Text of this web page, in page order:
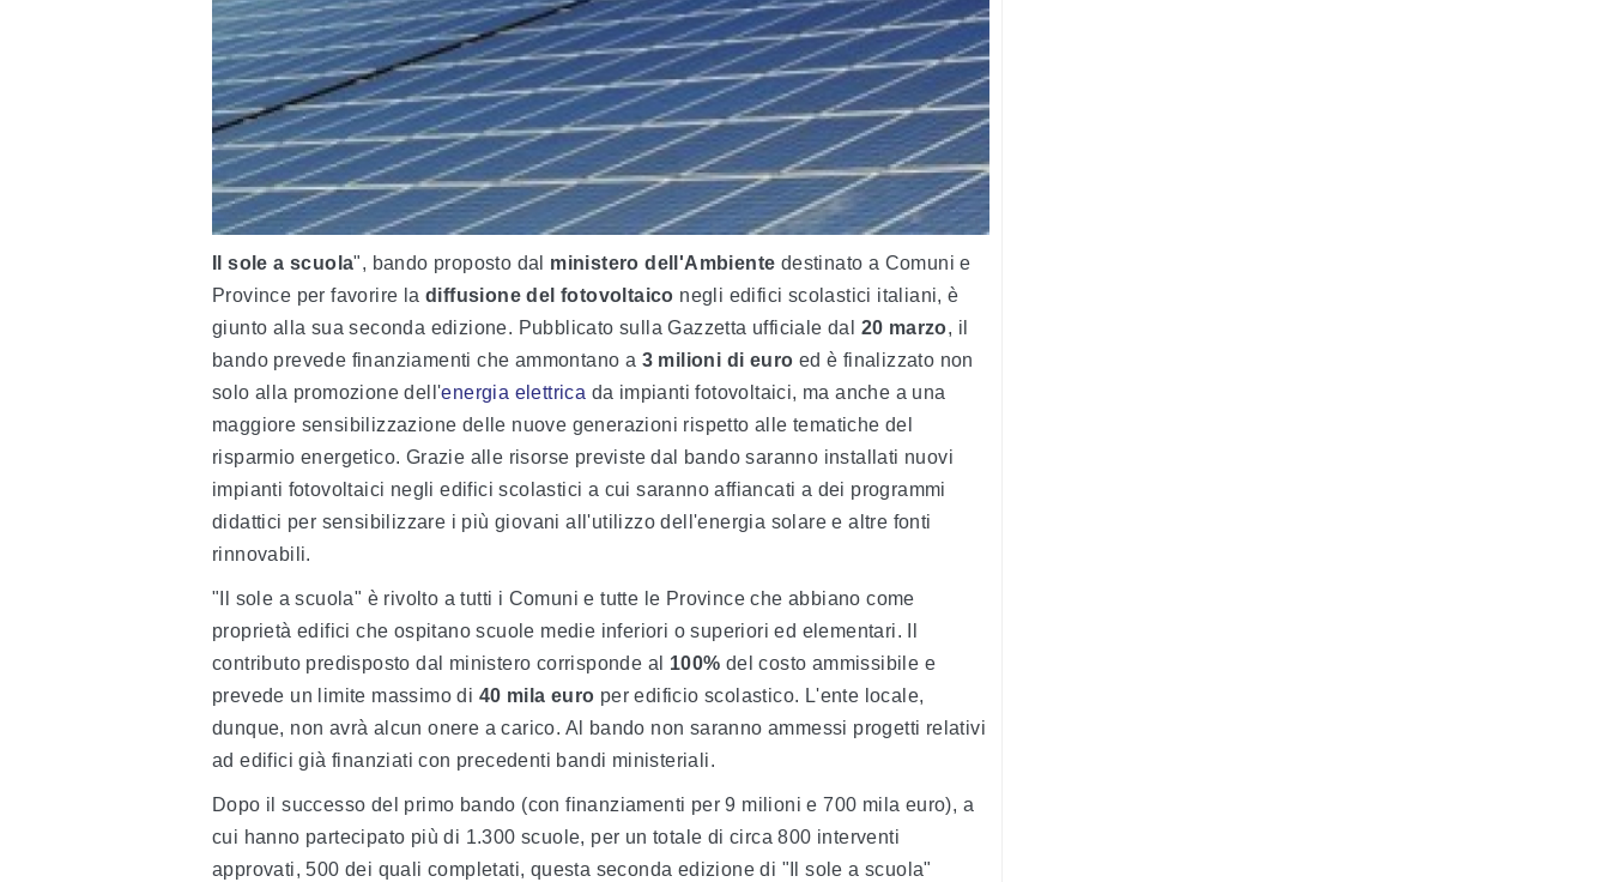
Il sole a scuola", bando proposto dal ministero dell'Ambiente destinato a Comuni e
Province per favorire la diffusione del fotovoltaico negli edifici scolastici italiani, è
giunto alla sua seconda edizione. Pubblicato sulla Gazzetta ufficiale dal 20 marzo, il
bando prevede finanziamenti che ammontano a 3 milioni di euro ed è finalizzato non
solo alla promozione dell'energia elettrica da impianti fotovoltaici, ma anche a una
maggiore sensibilizzazione delle nuove generazioni rispetto alle tematiche del
risparmio energetico. Grazie alle risorse previste dal bando saranno installati nuovi
impianti fotovoltaici negli edifici scolastici a cui saranno affiancati a dei programmi
didattici per sensibilizzare i più giovani all'utilizzo dell'energia solare e altre fonti
rinnovabili.
"Il sole a scuola" è rivolto a tutti i Comuni e tutte le Province che abbiano come
proprietà edifici che ospitano scuole medie inferiori o superiori ed elementari. Il
contributo predisposto dal ministero corrisponde al 100% del costo ammissibile e
prevede un limite massimo di 40 mila euro per edificio scolastico. L'ente locale,
dunque, non avrà alcun onere a carico. Al bando non saranno ammessi progetti relativi
ad edifici già finanziati con precedenti bandi ministeriali.
Dopo il successo del primo bando (con finanziamenti per 9 milioni e 700 mila euro), a
cui hanno partecipato più di 1.300 scuole, per un totale di circa 800 interventi
approvati, 500 dei quali completati, questa seconda edizione di "Il sole a scuola"